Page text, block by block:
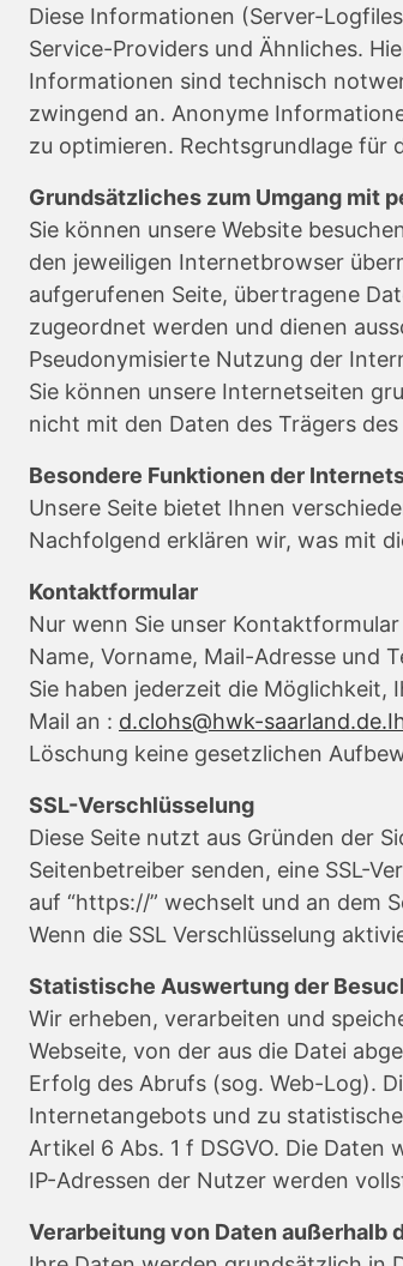
Diese Informationen (Server-
Service-Providers und Ähnliches.
Informationen sind technisch
zwingend an. Anonyme
zu optimieren. Rechtsgrundlage für
Grundsätzliches zum Umgang mit
Sie können unsere Website
den jeweiligen Internetbrowser
aufgerufenen Seite, übertragene
zugeordnet werden und dienen
Pseudonymisierte Nutzung der
Sie können unsere Internetseiten
nicht mit den Daten des Trägers
Besondere Funktionen der
Unsere Seite bietet Ihnen
Nachfolgend erklären wir, was mit
Kontaktformular
Nur wenn Sie unser
Name, Vorname, Mail-Adresse und
Sie haben jederzeit die Möglichkeit,
Mail an : d.clohs@hwk-
Löschung keine gesetzlichen
SSL-Verschlüsselung
Diese Seite nutzt aus Gründen der
Seitenbetreiber senden, eine SSL-
auf “https://” wechselt und an dem
Wenn die SSL Verschlüsselung
Statistische Auswertung der
Wir erheben, verarbeiten und
Webseite, von der aus die Datei
Erfolg des Abrufs (sog. Web-Log).
Internetangebots und zu
Artikel 6 Abs. 1 f DSGVO. Die
IP-Adressen der Nutzer werden
Verarbeitung von Daten außerhalb